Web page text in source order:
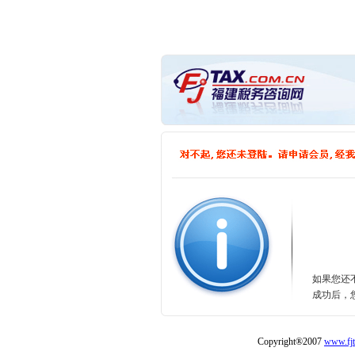
如果您还
成功后，
Copyright®2007